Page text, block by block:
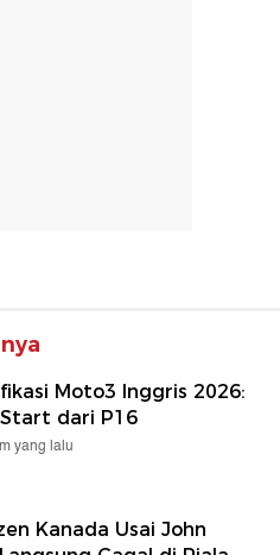
Moto3 Inggris 2026:
dari P16
yang lalu
Kanada Usai John